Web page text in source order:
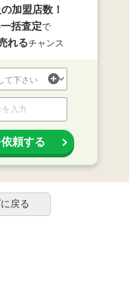
加盟店数！
一括査定で
れるチャンス
頼する
戻る